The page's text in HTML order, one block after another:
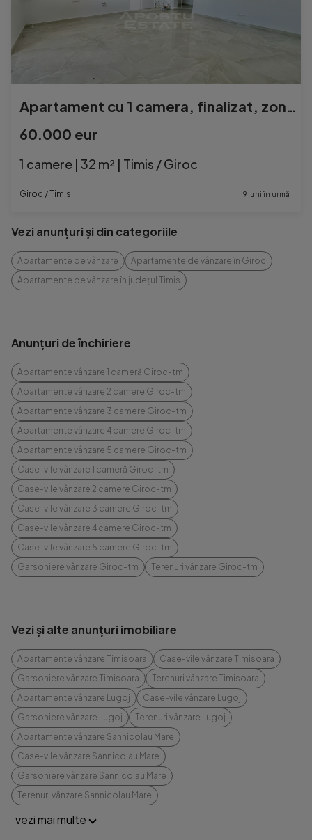
Apartament cu 1 camera, finalizat, zona Braytim
60.000 eur
1 camere | 32 m² | Timis / Giroc
Giroc / Timis 9 luni în urmă
Vezi anunțuri și din categoriile
Apartamente de vânzare
Apartamente de vânzare în Giroc
Apartamente de vânzare în județul Timis
Anunțuri de închiriere
Apartamente vânzare 1 cameră Giroc-tm
Apartamente vânzare 2 camere Giroc-tm
Apartamente vânzare 3 camere Giroc-tm
Apartamente vânzare 4 camere Giroc-tm
Apartamente vânzare 5 camere Giroc-tm
Case-vile vânzare 1 cameră Giroc-tm
Case-vile vânzare 2 camere Giroc-tm
Case-vile vânzare 3 camere Giroc-tm
Case-vile vânzare 4 camere Giroc-tm
Case-vile vânzare 5 camere Giroc-tm
Garsoniere vânzare Giroc-tm
Terenuri vânzare Giroc-tm
Vezi și alte anunțuri imobiliare
Apartamente vânzare Timisoara
Case-vile vânzare Timisoara
Garsoniere vânzare Timisoara
Terenuri vânzare Timisoara
Apartamente vânzare Lugoj
Case-vile vânzare Lugoj
Garsoniere vânzare Lugoj
Terenuri vânzare Lugoj
Apartamente vânzare Sannicolau Mare
Case-vile vânzare Sannicolau Mare
Garsoniere vânzare Sannicolau Mare
Terenuri vânzare Sannicolau Mare
vezi mai multe